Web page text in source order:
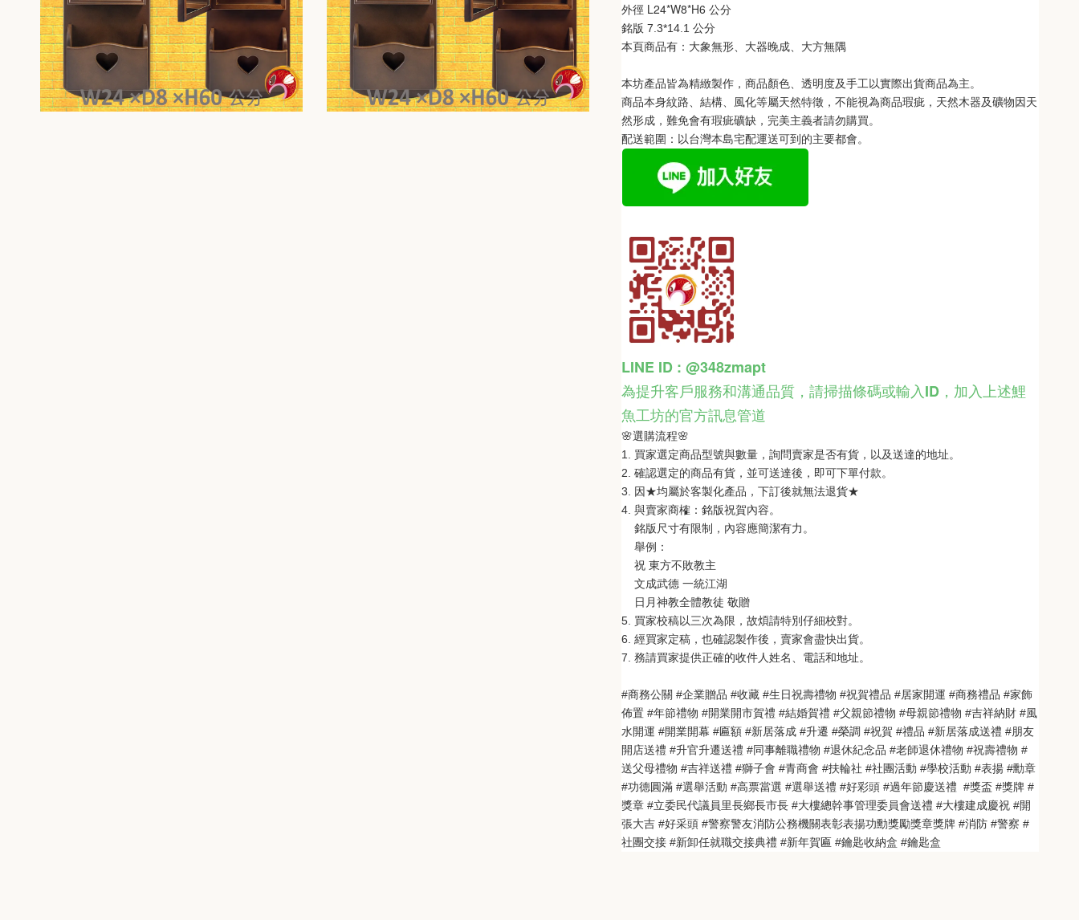
外徑 L24*W8*H6 公分
銘版 7.3*14.1 公分
本頁商品有： 大象無形、大器晚成、大方無隅
本坊產品皆為精緻製作，商品顏色、透明度及手工以實際出貨商品為主。
商品本身紋路、結構、風化等屬天然特徵，不能視為商品瑕疵，天然木器及礦物因天
然形成，難免會有瑕疵礦缺，完美主義者請勿購買。
配送範圍：以台灣本島宅配運送可到的主要都會。
LINE ID : @348zmapt
為提升客戶服務和溝通品質，請掃描條碼或輸入ID ， 加入上述鯉
魚工坊的官方訊息管道
🌸選購流程🌸
1. 買家選定商品型號與數量，詢問賣家是否有貨，以及送達的地址。
2. 確認選定的商品有貨，並可送達後，即可下單付款。
3. 因★均屬於客製化產品，下訂後就無法退貨★
4. 與賣家商榷：銘版祝賀內容。
銘版尺寸有限制，內容應簡潔有力。
舉例：
祝 東方不敗教主
文成武德 一統江湖
日月神教全體教徒 敬贈
5. 買家校稿以三次為限，故煩請特別仔細校對。
6. 經買家定稿，也確認製作後，賣家會盡快出貨。
7. 務請買家提供正確的收件人姓名、電話和地址。
#商務公關 #企業贈品 #收藏 #生日祝壽禮物 #祝賀禮品 #居家開運 #商務禮品 #家飾
佈置 #年節禮物 #開業開市賀禮 #結婚賀禮 #父親節禮物 #母親節禮物 #吉祥納財 #風
水開運 #開業開幕 #匾額 #新居落成 #升遷 #榮調 #祝賀 #禮品 #新居落成送禮 #朋友
開店送禮 #升官升遷送禮 #同事離職禮物 #退休紀念品 #老師退休禮物 #祝壽禮物 #
送父母禮物 #吉祥送禮 #獅子會 #青商會 #扶輪社 #社團活動 #學校活動 #表揚 #勳章
#功德圓滿 #選舉活動 #高票當選 #選舉送禮 #好彩頭 #過年節慶送禮  #獎盃 #獎牌 #
獎章 #立委民代議員里長鄉長市長 #大樓總幹事管理委員會送禮 #大樓建成慶祝 #開
張大吉 #好采頭 #警察警友消防公務機關表彰表揚功勳獎勵獎章獎牌 #消防 #警察 #
社團交接 #新卸任就職交接典禮 #新年賀匾 #鑰匙收納盒 #鑰匙盒